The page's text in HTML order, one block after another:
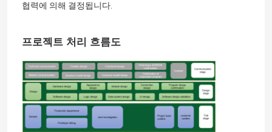
협력에 의해 결정됩니다.
프로젝트 처리 흐름도